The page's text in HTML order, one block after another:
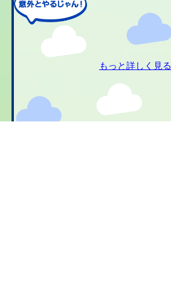
もっと詳しく見る